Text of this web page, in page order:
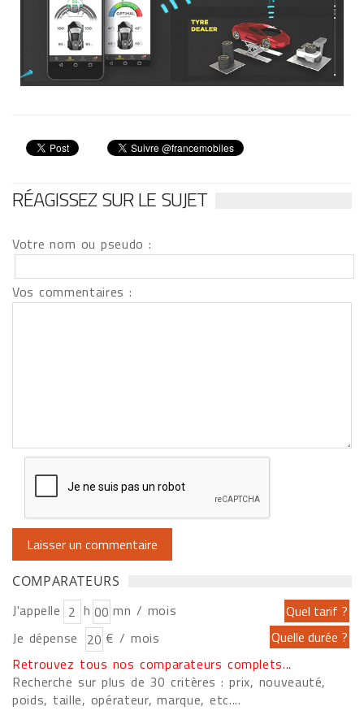
RÉAGISSEZ SUR LE SUJET
Votre nom ou pseudo :
Vos commentaires :
COMPARATEURS
J'appelle h
mn / mois
Je dépense
€ / mois
Retrouvez tous nos comparateurs complets...
Recherche sur plus de 30 critères : prix, nouveauté,
poids, taille, opérateur, marque, etc....